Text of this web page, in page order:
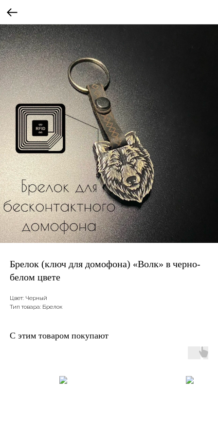
Брелок (ключ для домофона) «Волк» в черно-
белом цвете
Цвет: Черный
Тип товара: Брелок
С этим товаром покупают